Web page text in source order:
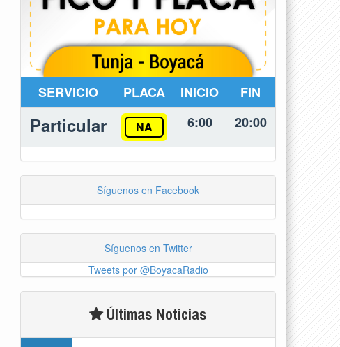
SERVICIO PLACA INICIO FIN
Particular NA 6:00 20:00
Síguenos en Facebook
Síguenos en Twitter
Tweets por @BoyacaRadio
Últimas Noticias